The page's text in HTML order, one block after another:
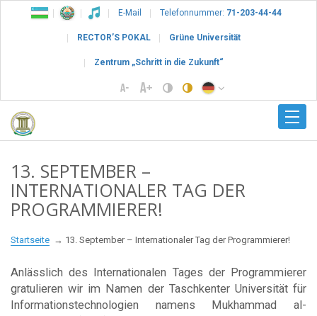
E-Mail Telefonnummer: 71-203-44-44
RECTOR’S POKAL Grüne Universität
Zentrum „Schritt in die Zukunft“
13. SEPTEMBER –
INTERNATIONALER TAG DER
PROGRAMMIERER!
Startseite 13. September – Internationaler Tag der Programmierer!
Anlässlich des Internationalen Tages der Programmierer
gratulieren wir im Namen der Taschkenter Universität für
Informationstechnologien namens Mukhammad al-